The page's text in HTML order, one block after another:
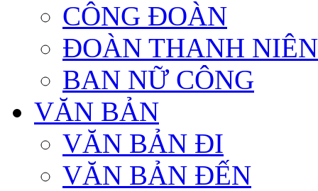
CÔNG ĐOÀN
ĐOÀN THANH NIÊN
BAN NỮ CÔNG
VĂN BẢN
VĂN BẢN ĐI
VĂN BẢN ĐẾN